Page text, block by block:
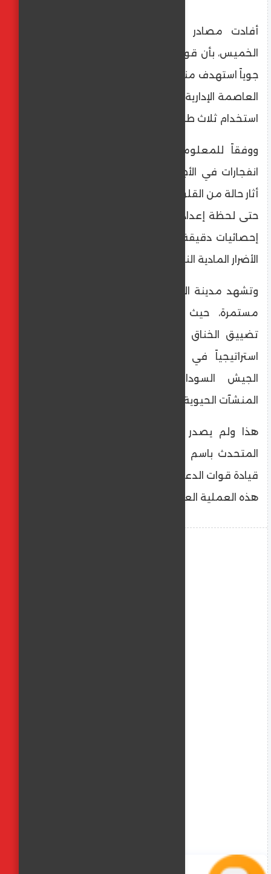
​أفادت مصادر ميدانية وشهود عيان اليوم
الخميس، بأن قوات الدعم السريع نفذت هجوماً
جوياً استهدف مناطق تقع شرقي مدينة الأبيض،
العاصمة الإدارية لولاية شمال كردفان، وذلك عبر
استخدام ثلاث طائرات مسيّرة انتحارية.
​ووفقاً للمعلومات الأولية، فقد سُمع دوي
انفجارات في الأجزاء الشرقية من المدينة، مما
أثار حالة من القلق بين السكان المحليين. ولم ترد
حتى لحظة إعداد هذا الخبر أي تقارير رسمية أو
إحصائيات دقيقة حول حجم الخسائر البشرية أو
الأضرار المادية الناجمة عن هذا الاستهداف.
​وتشهد مدينة الأبيض وضواحيها توترات أمنية
مستمرة، حيث تحاول قوات الدعم السريع
تضييق الخناق على المدينة التي تُعد مركزاً
استراتيجياً في إقليم كردفان، بينما يواصل
الجيش السوداني تعزيز دفاعاته لحماية
المنشآت الحيوية والمواطنين داخل المدينة.
​هذا ولم يصدر أي تعليق رسمي من جانب
المتحدث باسم القوات المسلحة السودانية أو
قيادة قوات الدعم السريع حول تفاصيل وأهداف
هذه العملية العسكرية الأخيرة.